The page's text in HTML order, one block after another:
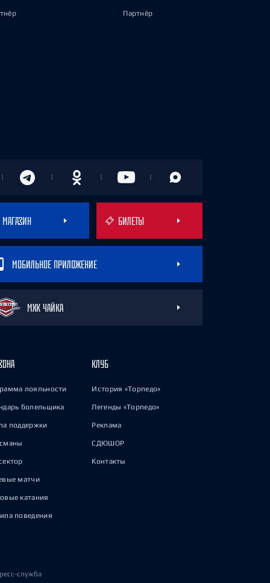
Партнёр
МАГАЗИН БИЛЕТЫ
МОБИЛЬНОЕ ПРИЛОЖЕНИЕ
МХК ЧАЙКА
лояльности
болельщика
поддержки
матчи
катания
поведения
КЛУБ
История «Торпедо»
Легенды «Торпедо»
Реклама
СДЮШОР
Контакты
служба